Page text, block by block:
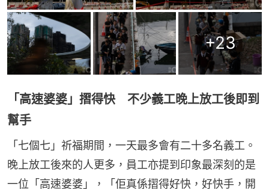
+23
「高速婆婆」摺得快 不少義工晚上放工後即到
幫手
「七個七」祈福期間，一天最多會有二十多名義工。
晚上放工後來的人更多，員工亦提到印象最深刻的是
一位「高速婆婆」，「佢真係摺得好快，好快手，開